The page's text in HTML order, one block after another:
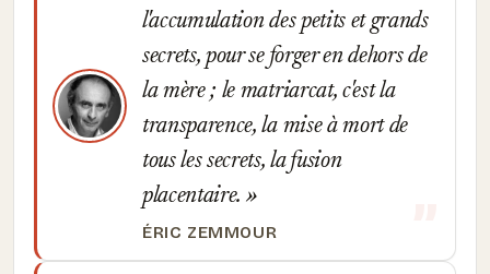
l'accumulation des petits et grands
secrets, pour se forger en dehors de
la mère ; le matriarcat, c'est la
transparence, la mise à mort de
tous les secrets, la fusion
placentaire.
ÉRIC ZEMMOUR